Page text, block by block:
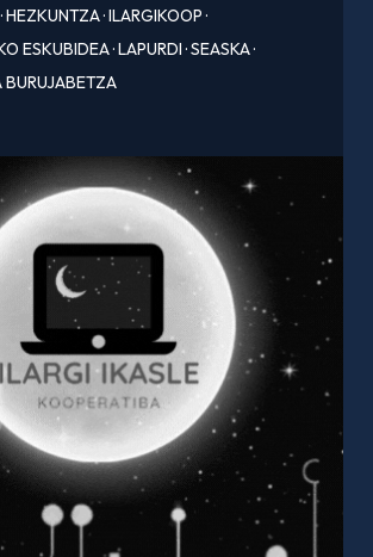
·HEZKUNTZA·ILARGIKOOP·
ESKUBIDEA·LAPURDI·SEASKA·